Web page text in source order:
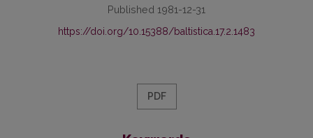
Published 1981-12-31
https://doi.org/10.15388/baltistica.17.2.1483
PDF